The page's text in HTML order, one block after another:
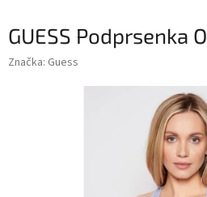
GUESS Podprsenka
Značka: Guess